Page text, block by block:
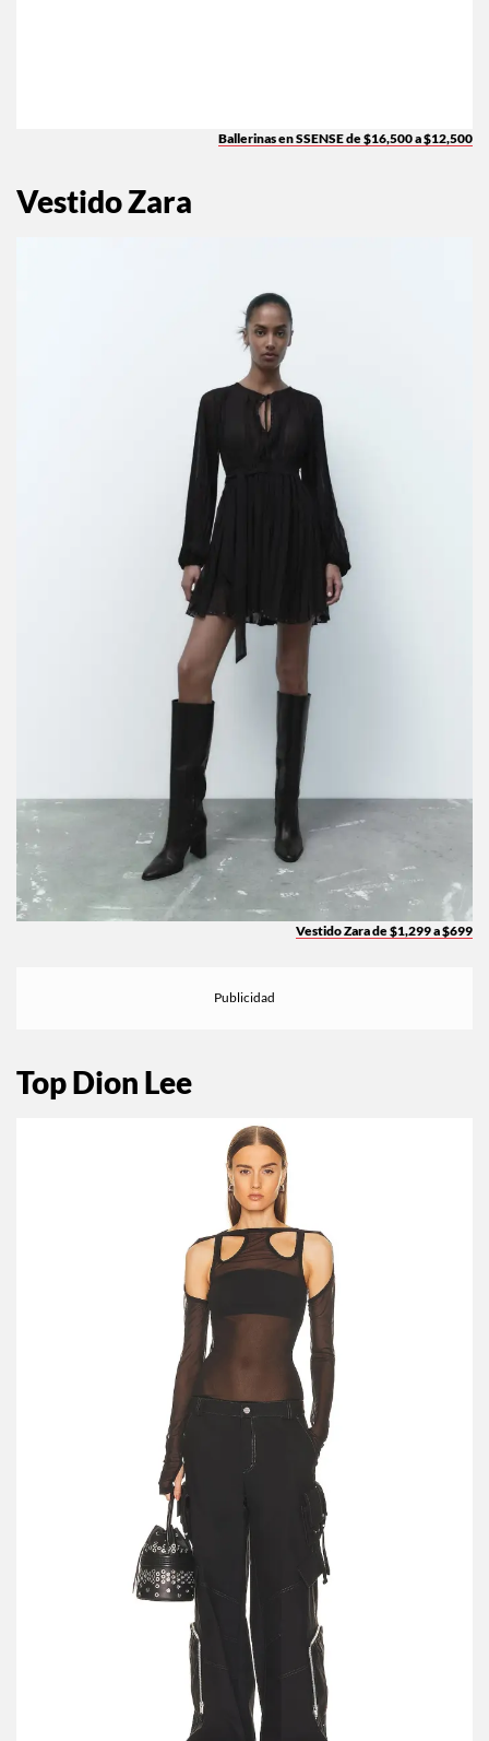
Ballerinas en SSENSE de $16,500 a $12,500
Vestido Zara
Vestido Zara de $1,299 a $699
Top Dion Lee